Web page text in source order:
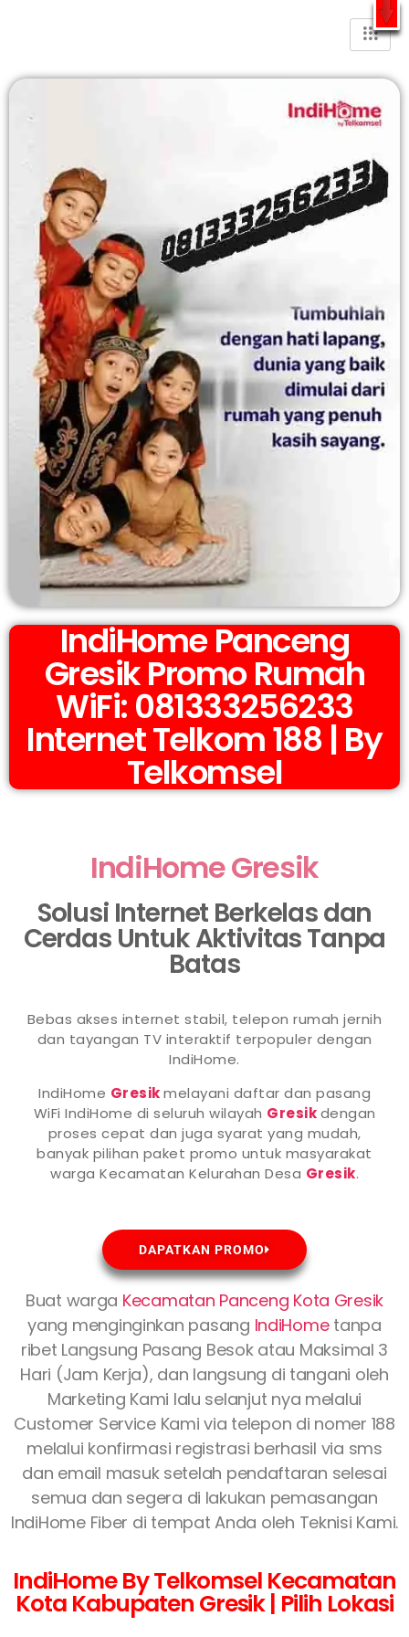
Gratis Pasang Dengan Bayar PDD2 | WiFi 200Rb an By
IndiHome Panceng
Gresik Promo Rumah
WiFi: 081333256233
Internet Telkom 188 | By
Telkomsel
IndiHome Gresik
Solusi Internet Berkelas dan
Cerdas Untuk Aktivitas Tanpa
Batas
Bebas akses internet stabil, telepon rumah jernih
dan tayangan TV interaktif terpopuler dengan
IndiHome.
IndiHome Gresikmelayani daftar dan pasang
WiFi IndiHome di seluruh wilayah Gresikdengan
proses cepat dan juga syarat yang mudah,
banyak pilihan paket promo untuk masyarakat
warga Kecamatan Kelurahan Desa Gresik.
DAPATKAN PROMO
Buat warga Kecamatan Panceng Kota Gresik
yang menginginkan pasang IndiHometanpa
ribet Langsung Pasang Besok atau Maksimal 3
Hari (Jam Kerja), dan langsung di tangani oleh
Marketing Kami lalu selanjut nya melalui
Customer Service Kami via telepon di nomer 188
melalui konfirmasi registrasi berhasil via sms
dan email masuk setelah pendaftaran selesai
semua dan segera di lakukan pemasangan
IndiHome Fiber di tempat Anda oleh Teknisi Kami.
IndiHome By Telkomsel Kecamatan
Kota Kabupaten Gresik | Pilih Lokasi